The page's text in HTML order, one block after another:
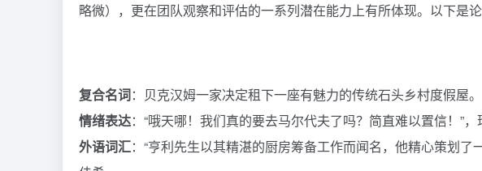
略微），更在团队观察和评估的一系列潜在能力上有所体现。以下是
复合名词：贝克汉姆一家决定租下一座有魅力的传统石头乡村度假屋。
情绪表达：“哦天哪！我们真的要去马尔代夫了吗？简直难以置信！”
外语词汇：“亨利先生以其精湛的厨房筹备工作而闻名，他精心策划